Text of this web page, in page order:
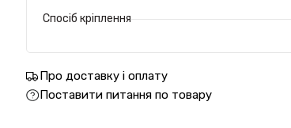
Спосіб кріплення
Про доставку і оплату
Поставити питання по товару